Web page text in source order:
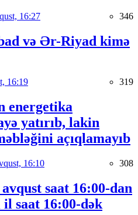
16:27 346
və Ər-Riyad kimə
16:19 319
energetika
yatırıb, lakin
açıqlamayıb
16:10 308
saat 16:00-dan
il saat 16:00-dək